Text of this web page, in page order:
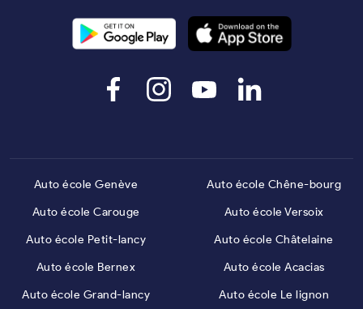
Auto école Genève
Auto école Carouge
Auto école Petit-lancy
Auto école Bernex
Auto école Grand-lancy
Auto école Chêne-bourg
Auto école Versoix
Auto école Châtelaine
Auto école Acacias
Auto école Le lignon